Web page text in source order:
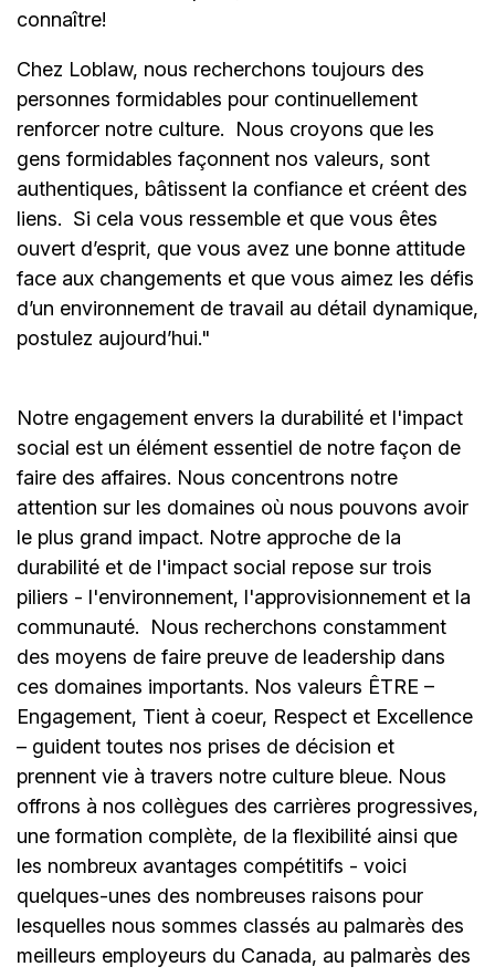
connaître!
Chez Loblaw, nous recherchons toujours des
personnes formidables pour continuellement
renforcer notre culture. Nous croyons que les
gens formidables façonnent nos valeurs, sont
authentiques, bâtissent la confiance et créent des
liens. Si cela vous ressemble et que vous êtes
ouvert d’esprit, que vous avez une bonne attitude
face aux changements et que vous aimez les défis
d’un environnement de travail au détail dynamique,
postulez aujourd’hui."
Notre engagement envers la durabilité et l'impact
social est un élément essentiel de notre façon de
faire des affaires. Nous concentrons notre
attention sur les domaines où nous pouvons avoir
le plus grand impact. Notre approche de la
durabilité et de l'impact social repose sur trois
piliers - l'environnement, l'approvisionnement et la
communauté.
Nous recherchons constamment
des moyens de faire preuve de leadership dans
ces domaines importants. Nos valeurs ÊTRE –
Engagement, Tient à coeur, Respect et Excellence
– guident toutes nos prises de décision et
prennent vie à travers notre culture bleue. Nous
offrons à nos collègues des carrières progressives,
une formation complète, de la flexibilité ainsi que
les nombreux avantages compétitifs - voici
quelques-unes des nombreuses raisons pour
lesquelles nous sommes classés au palmarès des
meilleurs employeurs du Canada, au palmarès des